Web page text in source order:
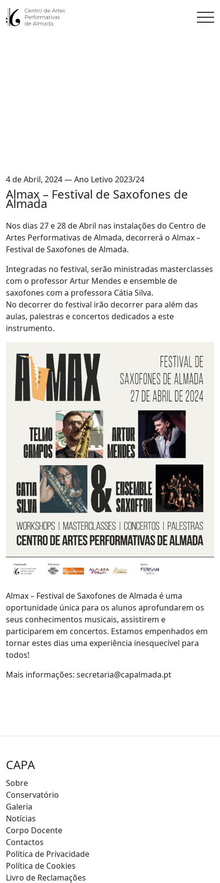
4 de Abril, 2024 — Ano Letivo 2023/24
Almax – Festival de Saxofones de
Almada
Nos dias 27 e 28 de Abril nas instalações do Centro de
Artes Performativas de Almada, decorrerá o Almax –
Festival de Saxofones de Almada.
Integradas no festival, serão ministradas masterclasses
com o professor Artur Mendes e ensemble de
saxofones com a professora Cátia Silva.
No decorrer do festival irão decorrer para além das
aulas, palestras e concertos dedicados a este
instrumento.
Almax – Festival de Saxofones de Almada é uma
oportunidade única para os alunos aprofundarem os
seus conhecimentos musicais, assistirem e
participarem em concertos. Estamos empenhados em
tornar estes dias uma experiência inesquecível para
todos!
Mais informações: secretaria@capalmada.pt
CAPA
Sobre
Conservatório
Galeria
Notícias
Corpo Docente
Contactos
Política de Privacidade
Política de Cookies
Livro de Reclamações